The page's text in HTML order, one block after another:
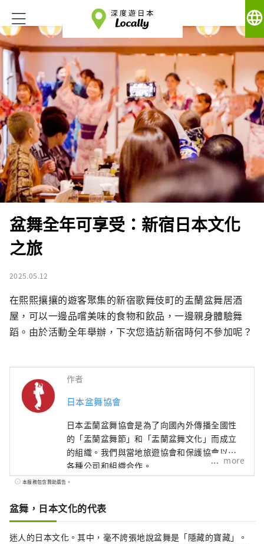
language
盆舞全年可享受：新宿日本文化
之旅
2025.05.12
在熙熙攘攘的遊客聚集的新宿歌舞伎町的盂蘭盆舞居酒
屋，可以一邊品嚐美味的食物和飲品，一邊親身體驗舞
蹈。由於活動全年舉辦，下次您造訪新宿時何不參加呢？
作者
日本盆舞協會
日本盂蘭盆舞協會是為了向國內外傳播全國性
的「盂蘭盆舞節」和「盂蘭盆舞文化」而成立
的組織。我們與當地旅遊協會和保護協會以及
各種公司和組織合作。
more
本服務包含贊助廣告。
盆舞，日本文化的代表
迷人的日本文化。其中，毫不誇張地說盆舞是「隱藏的寶藏」。